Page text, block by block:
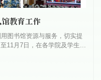
教育工作
图书馆资源与服务，切实提
11月7日，在各学院及学生处